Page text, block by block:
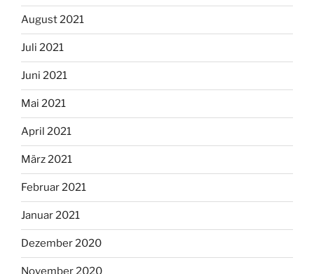
August 2021
Juli 2021
Juni 2021
Mai 2021
April 2021
März 2021
Februar 2021
Januar 2021
Dezember 2020
November 2020